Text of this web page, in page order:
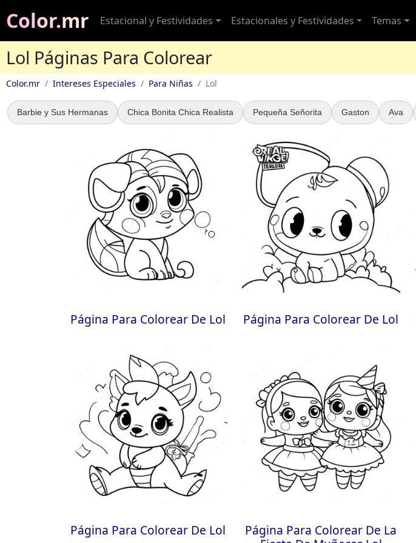
Color.mr Estacional y Festividades Estacionales y Festividades Temas
Lol Páginas Para Colorear
Color.mr Intereses Especiales Para Niñas Lol
Barbie y Sus Hermanas Chica Bonita Chica Realista Pequeña Señorita Gaston Ava
Página Para Colorear De Lol Página Para Colorear De Lol
Página Para Colorear De Lol
Página Para Colorear De La